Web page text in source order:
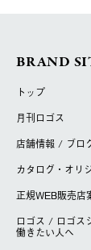
BRAND
トップ
月刊ロゴス
店舗情報 / ブロ
カタログ・オリ
正規WEB販売店
ロゴス / ロゴス
働きたい人へ